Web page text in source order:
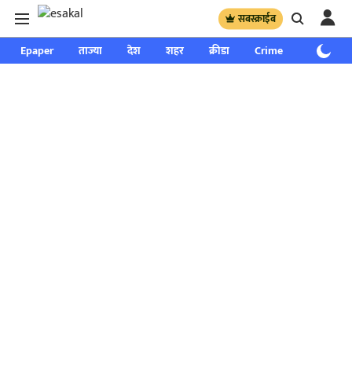
सबस्क्राईब
Epaper ताज्या देश शहर क्रीडा Crime साप्ताहिक